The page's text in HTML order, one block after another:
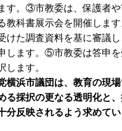
す。③市教委は、保護者
教科書展示会を開催しま
けた調査資料を基に審議
します。⑤市教委は答申
します。
横浜市議団は、教育の現
る採択の更なる透明化と
分反映されるよう求めてい